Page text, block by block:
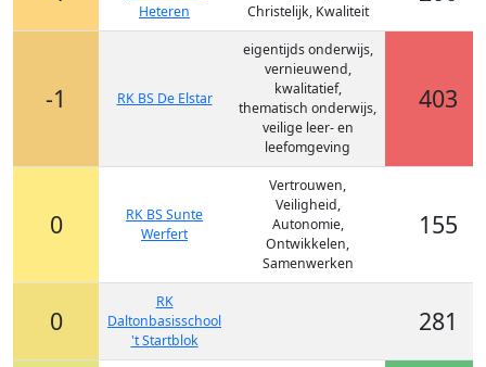
Heteren
Christelijk, Kwaliteit
-1 RK BS De Elstar
eigentijds onderwijs,
vernieuwend,
kwalitatief,
thematisch onderwijs,
veilige leer- en
leefomgeving
403
0
RK BS Sunte
Werfert
Vertrouwen,
Veiligheid,
Autonomie,
Ontwikkelen,
Samenwerken
155
0
RK
Daltonbasisschool
't Startblok
281